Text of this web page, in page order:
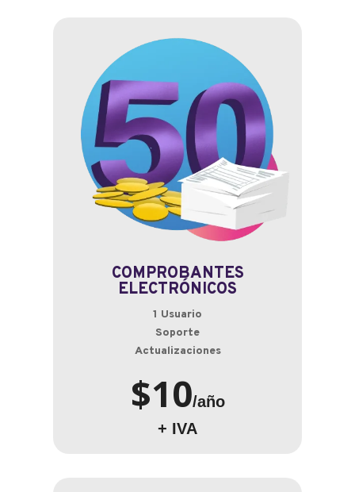
COMPROBANTES
ELECTRÓNICOS
1 Usuario
Soporte
Actualizaciones
$10/año
+ IVA